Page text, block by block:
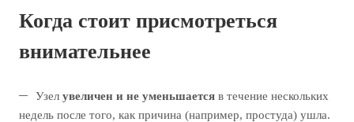
Когда стоит присмотреться
внимательнее
Узел увеличен и не уменьшается в течение нескольких
недель после того, как причина (например, простуда) ушла.